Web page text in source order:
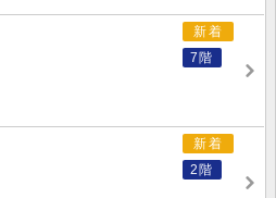
新着
7階
新着
2階